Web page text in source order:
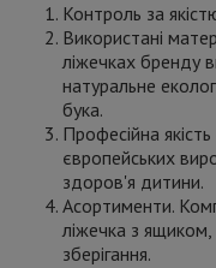
Контроль за
Використані
ліжечках бренду
натуральне
бука.
Професійна
європейських
здоров'я дитини.
Асортименти.
ліжечка з ящиком,
зберігання.